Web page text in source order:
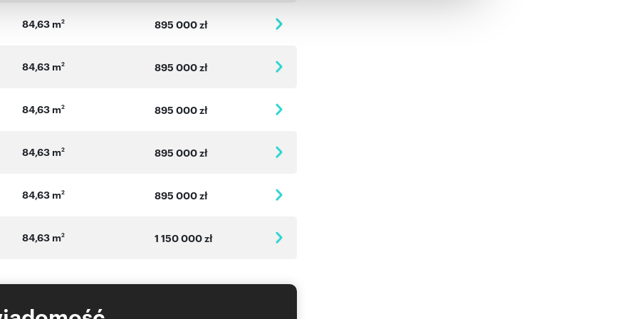
może zaaranżować i wykończyć lokal zgodnie z
inwestycji: czerwiec 2027 r.
84,63 m2 895 000 zł
84,63 m2 895 000 zł
84,63 m2 895 000 zł
84,63 m2 895 000 zł
84,63 m2 895 000 zł
84,63 m2 1 150 000 zł